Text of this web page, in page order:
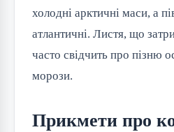
холодні арктичні маси, а
атлантичні. Листя, що
часто свідчить про пізню
морози.
Прикмети про